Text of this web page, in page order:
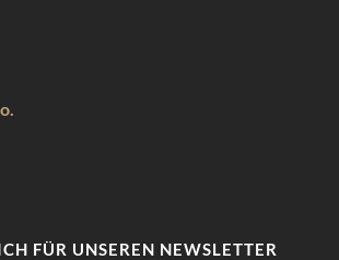
FÜR UNSEREN NEWSLETTER